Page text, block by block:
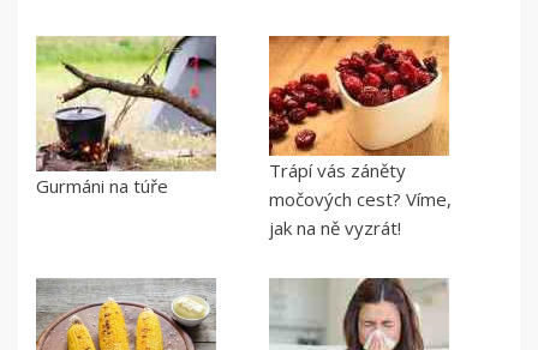
Gurmáni na túře
Trápí vás záněty
močových cest? Víme,
jak na ně vyzrát!